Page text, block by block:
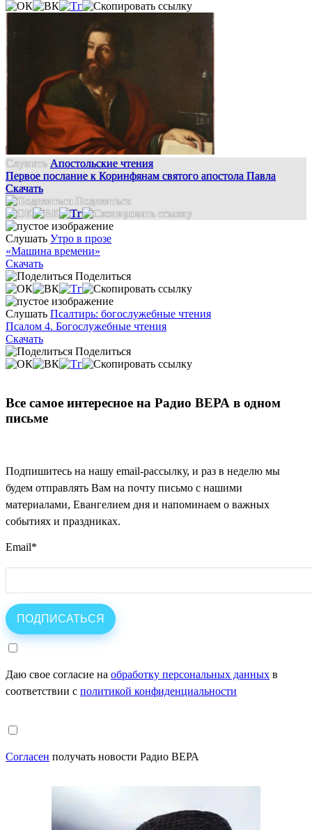
Слушать Апостольские чтения
Первое послание к Коринфянам святого апостола Павла
Скачать
Поделиться
Слушать Утро в прозе
«Машина времени»
Скачать
Поделиться
Слушать Псалтирь: богослужебные чтения
Псалом 4. Богослужебные чтения
Скачать
Поделиться
Все самое интересное на Радио ВЕРА в одном
письме
Подпишитесь на нашу email-рассылку, и раз в неделю мы
будем отправлять Вам на почту письмо с нашими
материалами, Евангелием дня и напоминаем о важных
событиях и праздниках.
Email*
Даю свое согласие на обработку персональных данных в
соответствии с политикой конфиденциальности
Согласен получать новости Радио ВЕРА